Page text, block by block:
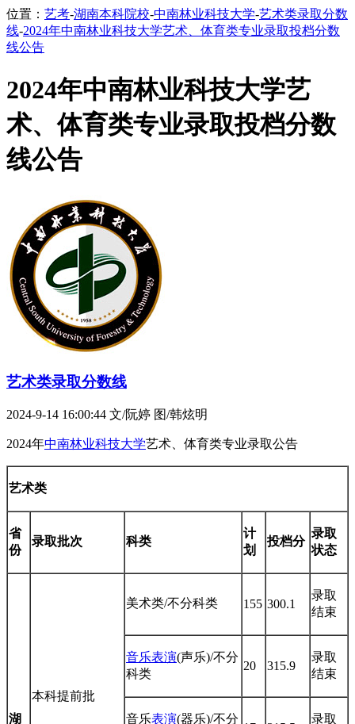
位置： 艺考-湖南本科院校-中南林业科技大学-艺术类录取分数
线-2024年中南林业科技大学艺术、体育类专业录取投档分数
线公告
2024年中南林业科技大学艺
术、体育类专业录取投档分数
线公告
艺术类录取分数线
2024-9-14 16:00:44 文/阮婷 图/韩炫明
2024年中南林业科技大学艺术、体育类专业录取公告
艺术类
省
份
录取批次 科类
计
划
投档分
录取
状态
湖
本科提前批
美术类/不分科类 155 300.1
录取
结束
音乐表演(声乐)/不分
科类
20 315.9
录取
结束
音乐表演(器乐)/不分
录取